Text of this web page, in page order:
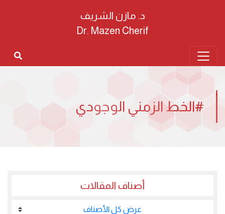
د. مازن الشريف
Dr. Mazen Cherif
#الخط الزمني الوجودي
أصناف المقالات
عرض كل الأصناف